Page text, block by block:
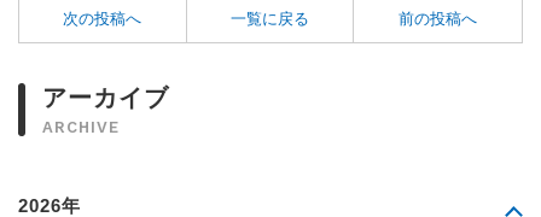
次の投稿へ 一覧に戻る 前の投稿へ
アーカイブ
ARCHIVE
2026年